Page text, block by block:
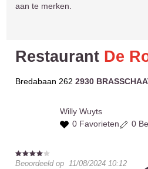
aan te merken.
Restaurant De
Bredabaan 2622930
Willy Wuyts
0 Favorieten
0
Beoordeeld op11/08/2024 10:12